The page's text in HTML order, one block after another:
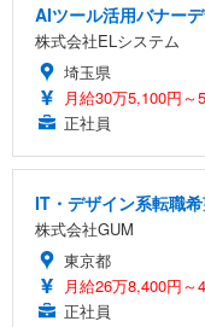
AIツール活用バナー
株式会社ELシステム
埼玉県
月給30万5,100円～
正社員
IT・デザイン系転職
株式会社GUM
東京都
月給26万8,400円～
正社員